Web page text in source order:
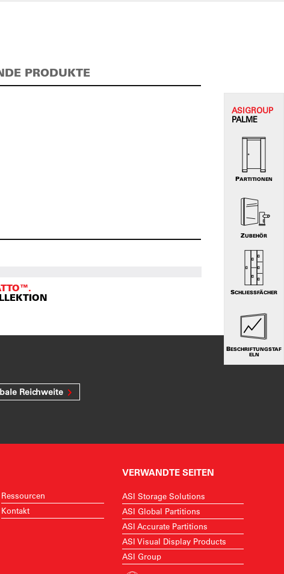
PRODUKTE
Reichweite
ASIGROUP
PALME
PARTITIONEN
ZUBEHÖR
SCHLIESSFÄCHER
BESCHRIFTUNGSTAF
ELN
Ressourcen
Kontakt
VERWANDTE SEITEN
ASI Storage Solutions
ASI Global Partitions
ASI Accurate Partitions
ASI Visual Display Products
ASI Group